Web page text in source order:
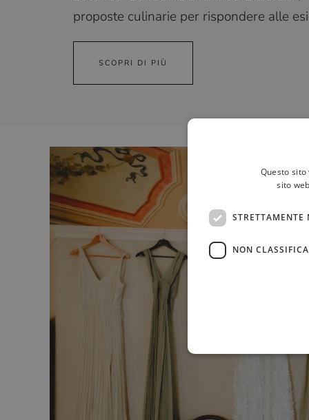
proposte culinarie per rispondere alle
SCOPRI DI PIÙ
Questo
sito
STRETTAMENTE
NON